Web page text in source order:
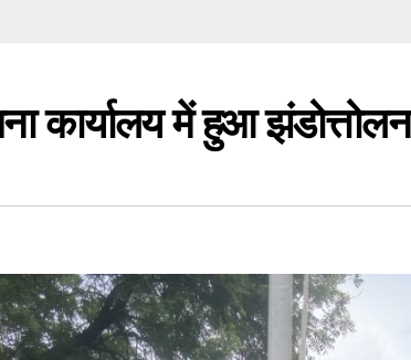
कार्यालय में हुआ झंडोत्तोलन